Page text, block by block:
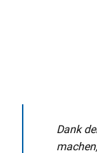
e
Dank